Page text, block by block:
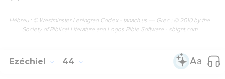
Hébreu : © Westminster Leningrad Codex - tanach.us --- Grec : © 2010 by the
Society of Biblical Literature and Logos Bible Software - sblgnt.com
Ezéchiel 44